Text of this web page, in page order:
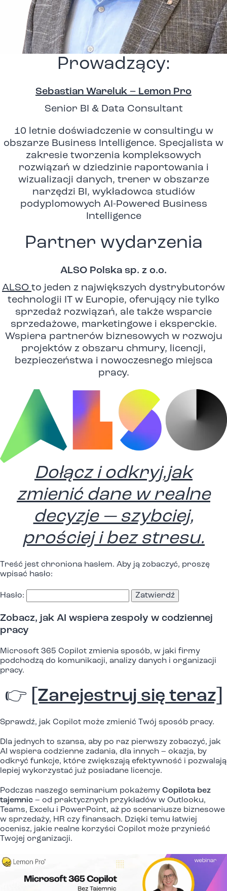
Prowadzący:
Sebastian Wareluk – Lemon Pro
Senior BI & Data Consultant
10 letnie doświadczenie w consultingu w
obszarze Business Intelligence. Specjalista w
zakresie tworzenia kompleksowych
rozwiązań w dziedzinie raportowania i
wizualizacji danych, trener w obszarze
narzędzi BI, wykładowca studiów
podyplomowych AI-Powered Business
Intelligence
Partner wydarzenia
ALSO Polska sp. z o.o.
ALSO to jeden z największych dystrybutorów
technologii IT w Europie, oferujący nie tylko
sprzedaż rozwiązań, ale także wsparcie
sprzedażowe, marketingowe i eksperckie.
Wspiera partnerów biznesowych w rozwoju
projektów z obszaru chmury, licencji,
bezpieczeństwa i nowoczesnego miejsca
pracy.
Dołącz i odkryj,jak
zmienić dane w realne
decyzje — szybciej,
prościej i bez stresu.
Treść jest chroniona hasłem. Aby ją zobaczyć, proszę
wpisać hasło:
Hasło:
Zobacz, jak AI wspiera zespoły w codziennej
pracy
Microsoft 365 Copilot zmienia sposób, w jaki firmy
podchodzą do komunikacji, analizy danych i organizacji
pracy.
👉 [Zarejestruj się teraz]
Sprawdź, jak Copilot może zmienić Twój sposób pracy.
Dla jednych to szansa, aby po raz pierwszy zobaczyć, jak
AI wspiera codzienne zadania, dla innych – okazja, by
odkryć funkcje, które zwiększają efektywność i pozwalają
lepiej wykorzystać już posiadane licencje.
Podczas naszego seminarium pokażemy Copilota bez
tajemnic – od praktycznych przykładów w Outlooku,
Teams, Excelu i PowerPoint, aż po scenariusze biznesowe
w sprzedaży, HR czy finansach. Dzięki temu łatwiej
ocenisz, jakie realne korzyści Copilot może przynieść
Twojej organizacji.